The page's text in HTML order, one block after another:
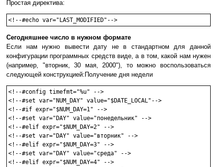
Простая директива:
<!--#echo var="LAST_MODIFIED"-->
Сегодняшнее число в нужном формате
Если нам нужно вывести дату не в стандартном для данной
конфигурации программных средств виде, а в том, какой нам нужен
(например, "вторник, 30 мая, 2000"), то можно воспользоваться
следующей конструкцией:Получение дня недели
<!--#config timefmt="%u" -->
<!--#set var="NUM_DAY" value="$DATE_LOCAL"-->
<!--#if expr="$NUM_DAY=1" -->
<!--#set var="DAY" value="понедельник" -->
<!--#elif expr="$NUM_DAY=2" -->
<!--#set var="DAY" value="вторник" -->
<!--#elif expr="$NUM_DAY=3" -->
<!--#set var="DAY" value="среда" -->
<!--#elif expr="$NUM_DAY=4" -->